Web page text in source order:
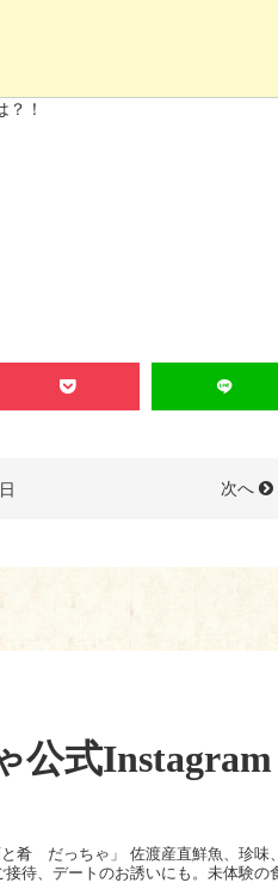
！
次へ
公式Instagram
肴 だっちゃ」
佐渡産直鮮魚、珍味
接待、デートのお誘いにも。未体験